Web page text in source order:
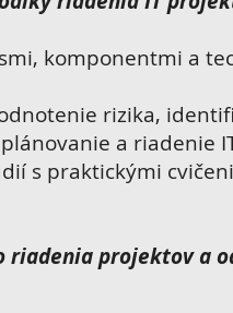
komponentmi a
rizika,
a riadenie
s praktickými
riadenia projektov a